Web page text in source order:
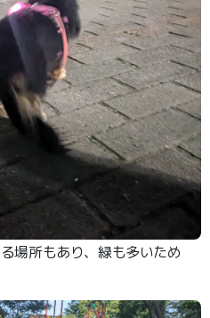
場所もあり、緑も多いため